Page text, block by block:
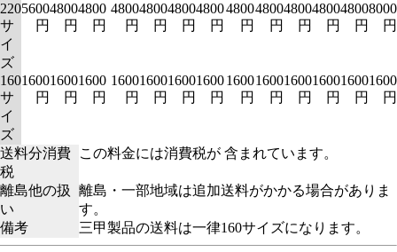
220
サ
イ
ズ
5600
円
4800
円
4800
円
4800
円
4800
円
4800
円
4800
円
4800
円
4800
円
4800
円
4800
円
4800
円
8000
円
160
サ
イ
ズ
1600
円
1600
円
1600
円
1600
円
1600
円
1600
円
1600
円
1600
円
1600
円
1600
円
1600
円
1600
円
1600
円
送料分消費
税
この料金には消費税が 含まれています。
離島他の扱
い
離島・一部地域は追加送料がかかる場合がありま
す。
備考
三甲製品の送料は一律160サイズになります。